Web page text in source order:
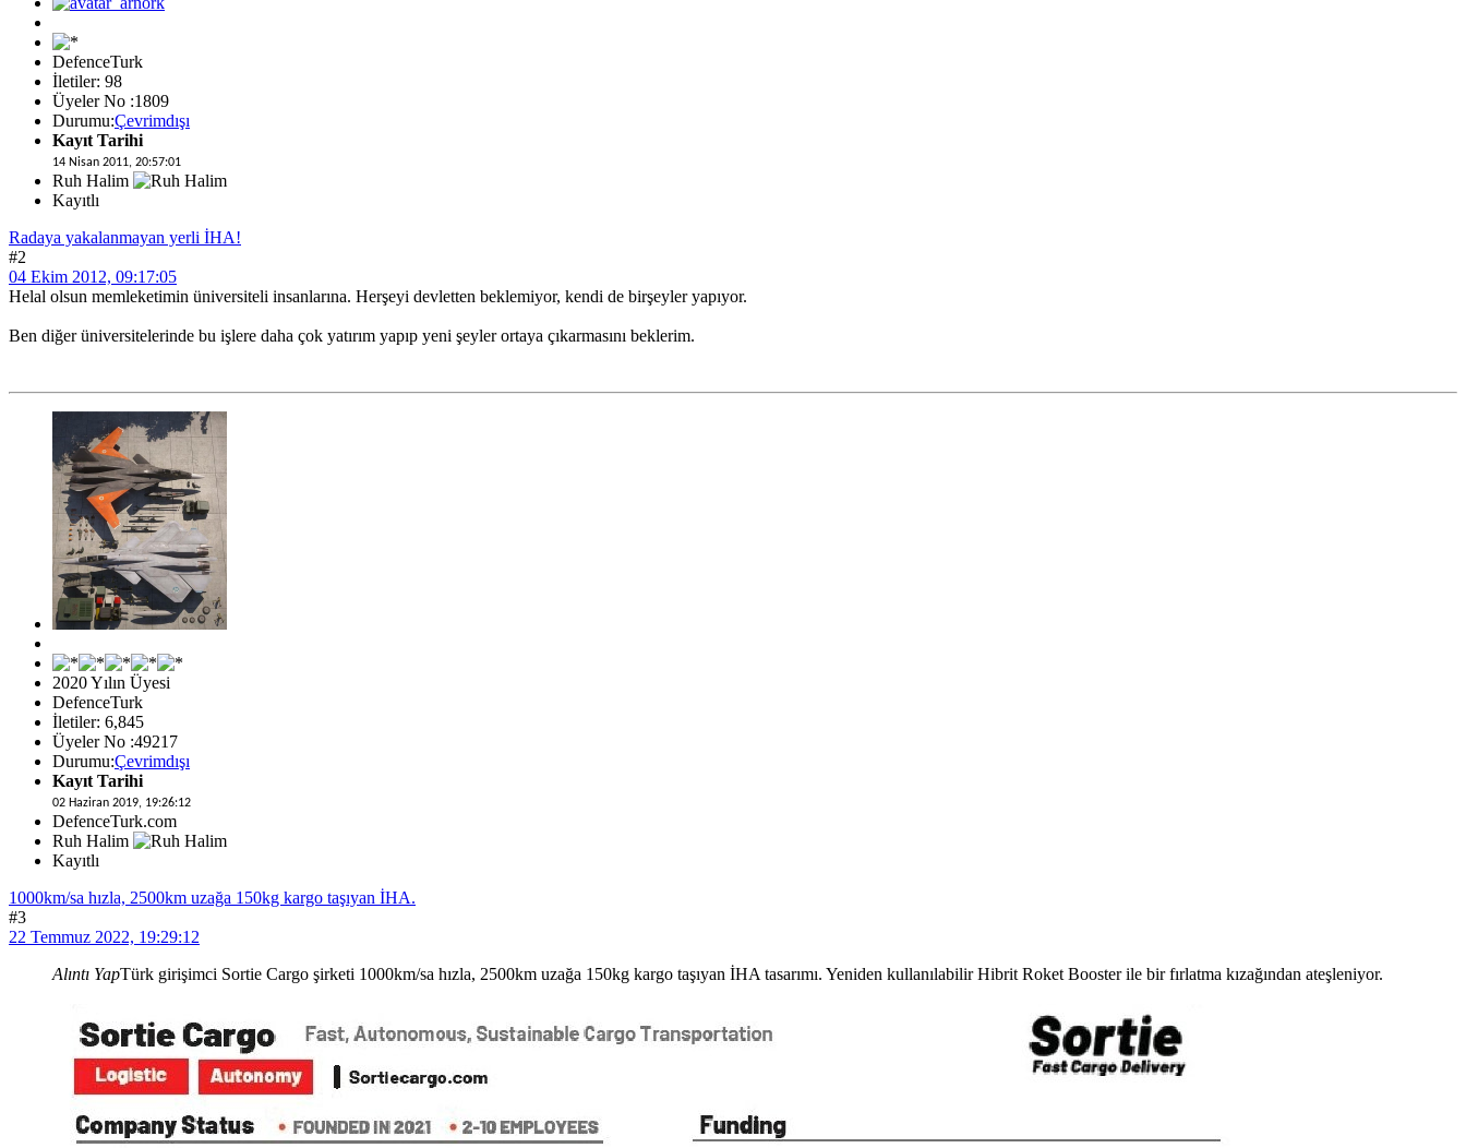
DefenceTurk
İletiler: 98
Üyeler No :1809
Durumu:Çevrimdışı
Kayıt Tarihi
14 Nisan 2011, 20:57:01
Ruh Halim
Kayıtlı
Radaya yakalanmayan yerli İHA!
#2
04 Ekim 2012, 09:17:05
Helal olsun memleketimin üniversiteli insanlarına. Herşeyi devletten beklemiyor, kendi de birşeyler yapıyor.
Ben diğer üniversitelerinde bu işlere daha çok yatırım yapıp yeni şeyler ortaya çıkarmasını beklerim.
2020 Yılın Üyesi
DefenceTurk
İletiler: 6,845
Üyeler No :49217
Durumu:Çevrimdışı
Kayıt Tarihi
02 Haziran 2019, 19:26:12
DefenceTurk.com
Ruh Halim
Kayıtlı
1000km/sa hızla, 2500km uzağa 150kg kargo taşıyan İHA.
#3
22 Temmuz 2022, 19:29:12
Alıntı YapTürk girişimci Sortie Cargo şirketi 1000km/sa hızla, 2500km uzağa 150kg kargo taşıyan İHA tasarımı. Yeniden kullanılabilir Hibrit Roket Booster ile bir fırlatma kızağından ateşleniyor.